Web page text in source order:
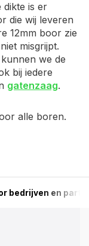
dikte is er
die wij leveren
12mm boor zie
misgrijpt.
we de
bij iedere
gatenzaag.
alle boren.
bedrijven en